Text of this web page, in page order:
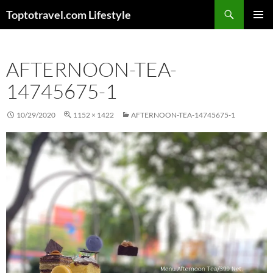
Toptotravel.com Lifestyle
AFTERNOON-TEA-
14745675-1
10/29/2020 1152 × 1422 AFTERNOON-TEA-14745675-1